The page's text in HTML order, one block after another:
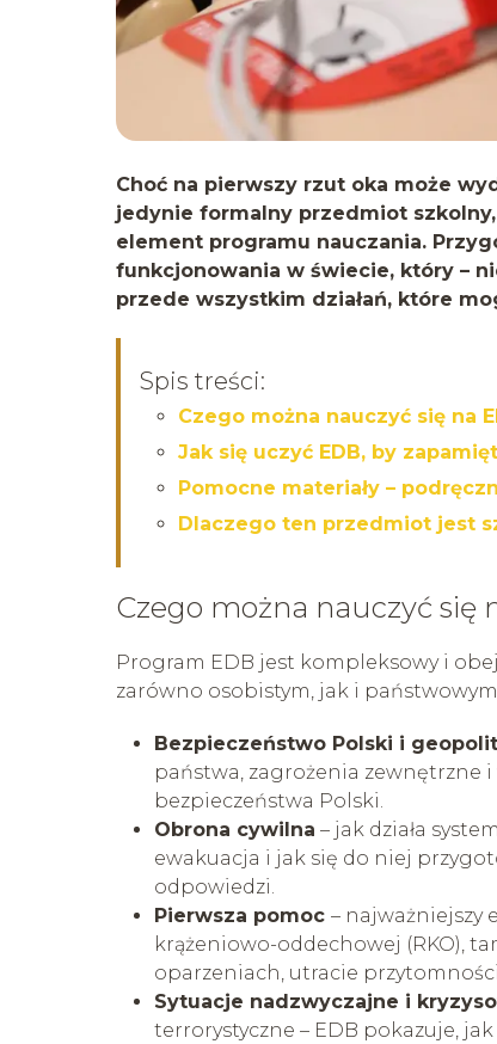
Choć na pierwszy rzut oka może
jedynie formalny przedmiot
element programu nauczania.
funkcjonowania w świecie, który –
przede wszystkim działań, które
Spis treści:
Czego można nauczyć się na
Jak się uczyć EDB, by
Pomocne materiały –
Dlaczego ten przedmiot jest
Czego można nauczyć się
Program EDB jest kompleksowy i
zarówno osobistym, jak i
Bezpieczeństwo Polski i
państwa, zagrożenia zewnętrzne i
bezpieczeństwa Polski.
Obrona cywilna – jak działa
ewakuacja i jak się do niej
odpowiedzi.
Pierwsza pomoc – najważniejszy
krążeniowo-oddechowej (RKO),
oparzeniach, utracie
Sytuacje nadzwyczajne i
terrorystyczne – EDB pokazuje,